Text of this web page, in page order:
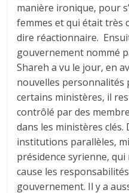
manière ironique, pour
femmes et qui était très
dire réactionnaire.
gouvernement nommé
Shareh a vu le jour, en
nouvelles personnalités
certains ministères, il
contrôlé par des
dans les ministères clés.
institutions parallèles,
présidence syrienne,
cause les
gouvernement. Il y a